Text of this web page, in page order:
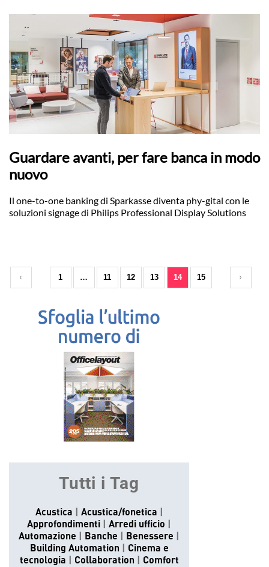
Guardare avanti, per fare banca in modo
nuovo
Il one-to-one banking di Sparkasse diventa phy-gital con le
soluzioni signage di Philips Professional Display Solutions
1 … 11 12 13 14 15
Tutti i Tag
Acustica
Acustica/fonetica
Approfondimenti
Arredi ufficio
Automazione
Banche
Benessere
Building Automation
Cinema e
tecnologia
Collaboration
Comfort